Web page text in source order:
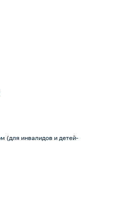
(для инвалидов и детей-